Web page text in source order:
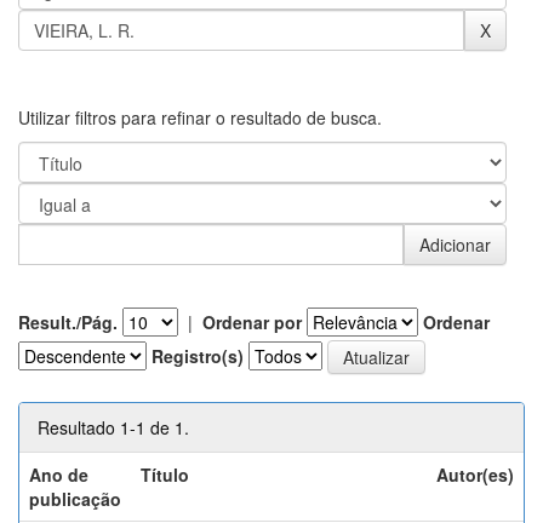
Utilizar filtros para refinar o resultado de busca.
Result./Pág. | Ordenar por
Ordenar
Registro(s)
Resultado 1-1 de 1.
Ano de
publicação
Título Autor(es)